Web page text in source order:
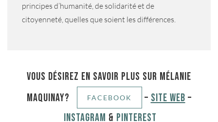
principes d’humanité, de solidarité et de
citoyenneté, quelles que soient les différences.
Vous désirez en savoir plus sur Mélanie
Maquinay?
FACEBOOK – Site Web –
Instagram & Pinterest